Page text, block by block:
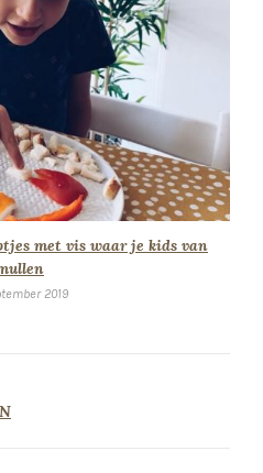
met vis waar je kids van
2019